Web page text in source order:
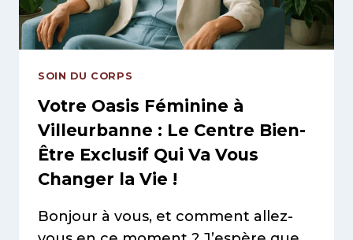
SOIN DU CORPS
Votre Oasis Féminine à
Villeurbanne : Le Centre Bien-
Être Exclusif Qui Va Vous
Changer la Vie !
Bonjour à vous, et comment allez-